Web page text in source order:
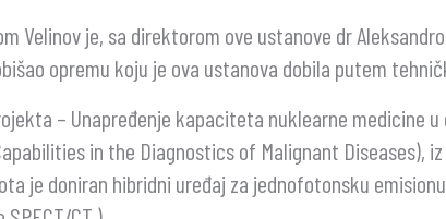
Velinov je, sa direktorom ove ustanove dr
opremu koju je ova ustanova dobila putem
– Unapređenje kapaciteta nuklearne medicine
in the Diagnostics of Malignant Diseases),
je doniran hibridni uređaj za jednofotonsku